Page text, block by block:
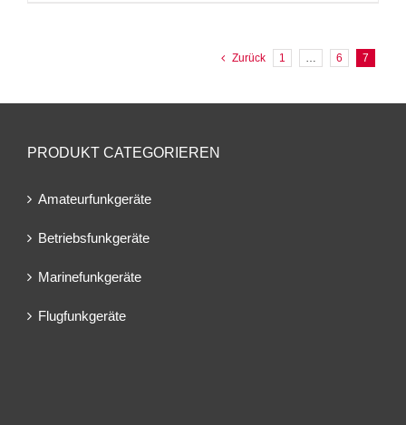
Zurück 1 … 6 7
PRODUKT CATEGORIEREN
Amateurfunkgeräte
Betriebsfunkgeräte
Marinefunkgeräte
Flugfunkgeräte